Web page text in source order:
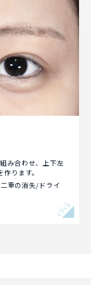
み合わせ、上下左
ります。
重の消失/ドライ
click